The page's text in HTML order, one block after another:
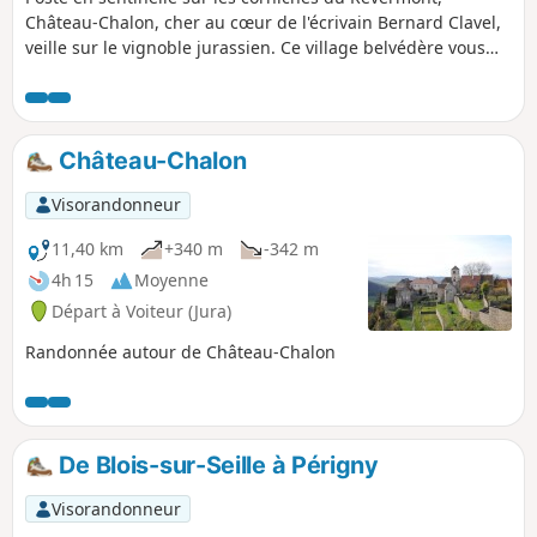
Château-Chalon, cher au cœur de l'écrivain Bernard Clavel,
veille sur le vignoble jurassien. Ce village belvédère vous
reculées voisines et vous apprécierez de vous promener au
long des vieilles demeures. Retour par une voie romaine et
le point de vue de la Tuquière et ses cabordes.
Château-Chalon
Visorandonneur
11,40 km
+340 m
-342 m
4h 15
Moyenne
Départ à Voiteur (Jura)
Randonnée autour de Château-Chalon
De Blois-sur-Seille à Périgny
Visorandonneur